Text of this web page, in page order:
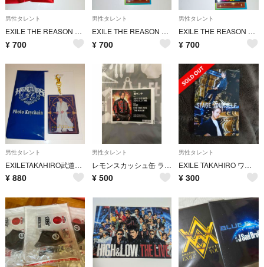
男性タレント
EXILE THE REASON 縁日ネックストラップ NAOTO
¥ 700
男性タレント
EXILE THE REASON 縁日千社札 佐藤大樹
¥ 700
男性タレント
EXILE THE REASON 縁日千社札 澤本夏輝
¥ 700
男性タレント
EXILETAKAHIRO武道館LIVE2025HERACULESキーホルダー
¥ 880
男性タレント
レモンスカッシュ缶 ラベル
¥ 500
男性タレント
EXILE TAKAHIRO ワークマン ポストカード
¥ 300